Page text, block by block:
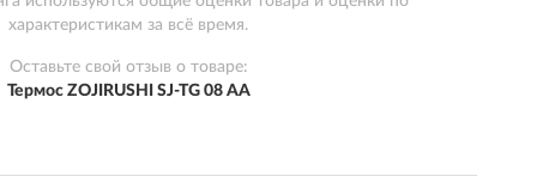
характеристикам за всё время.
Оставьте свой отзыв о товаре:
Термос ZOJIRUSHI SJ-TG 08 AA